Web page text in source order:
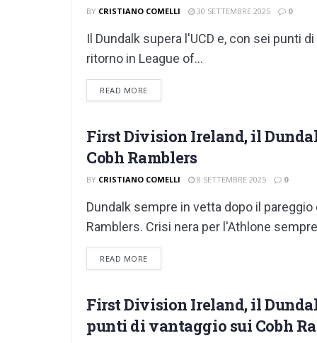
BY CRISTIANO COMELLI 30 SETTEMBRE 2025 0
Il Dundalk supera l'UCD e, con sei punti
ritorno in League of...
READ MOREDETAILS
FIRST DIVISION
First Division Ireland, il
Cobh Ramblers
BY CRISTIANO COMELLI 8 SETTEMBRE 2025 0
Dundalk sempre in vetta dopo il
Ramblers. Crisi nera per l'Athlone
READ MOREDETAILS
FIRST DIVISION
First Division Ireland, il
punti di vantaggio sui Cobh